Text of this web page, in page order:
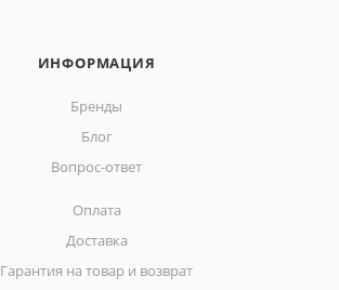
ИНФОРМАЦИЯ
Бренды
Блог
Вопрос-ответ
Оплата
Доставка
Гарантия на товар и возврат